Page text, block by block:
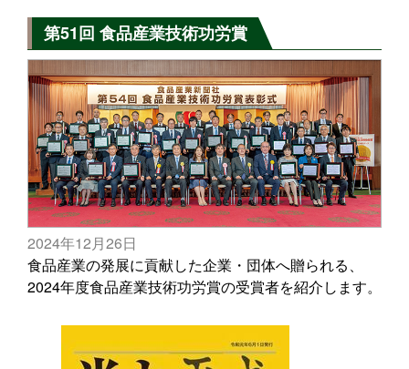
第51回 食品産業技術功労賞
2024年12月26日
食品産業の発展に貢献した企業・団体へ贈られる、
2024年度食品産業技術功労賞の受賞者を紹介します。